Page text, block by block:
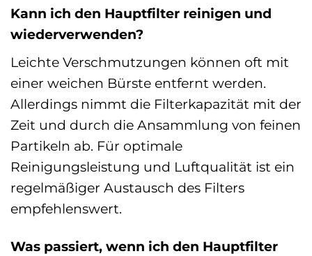
Kann ich den Hauptfilter reinigen und
wiederverwenden?
Leichte Verschmutzungen können oft mit
einer weichen Bürste entfernt werden.
Allerdings nimmt die Filterkapazität mit der
Zeit und durch die Ansammlung von feinen
Partikeln ab. Für optimale
Reinigungsleistung und Luftqualität ist ein
regelmäßiger Austausch des Filters
empfehlenswert.
Was passiert, wenn ich den Hauptfilter